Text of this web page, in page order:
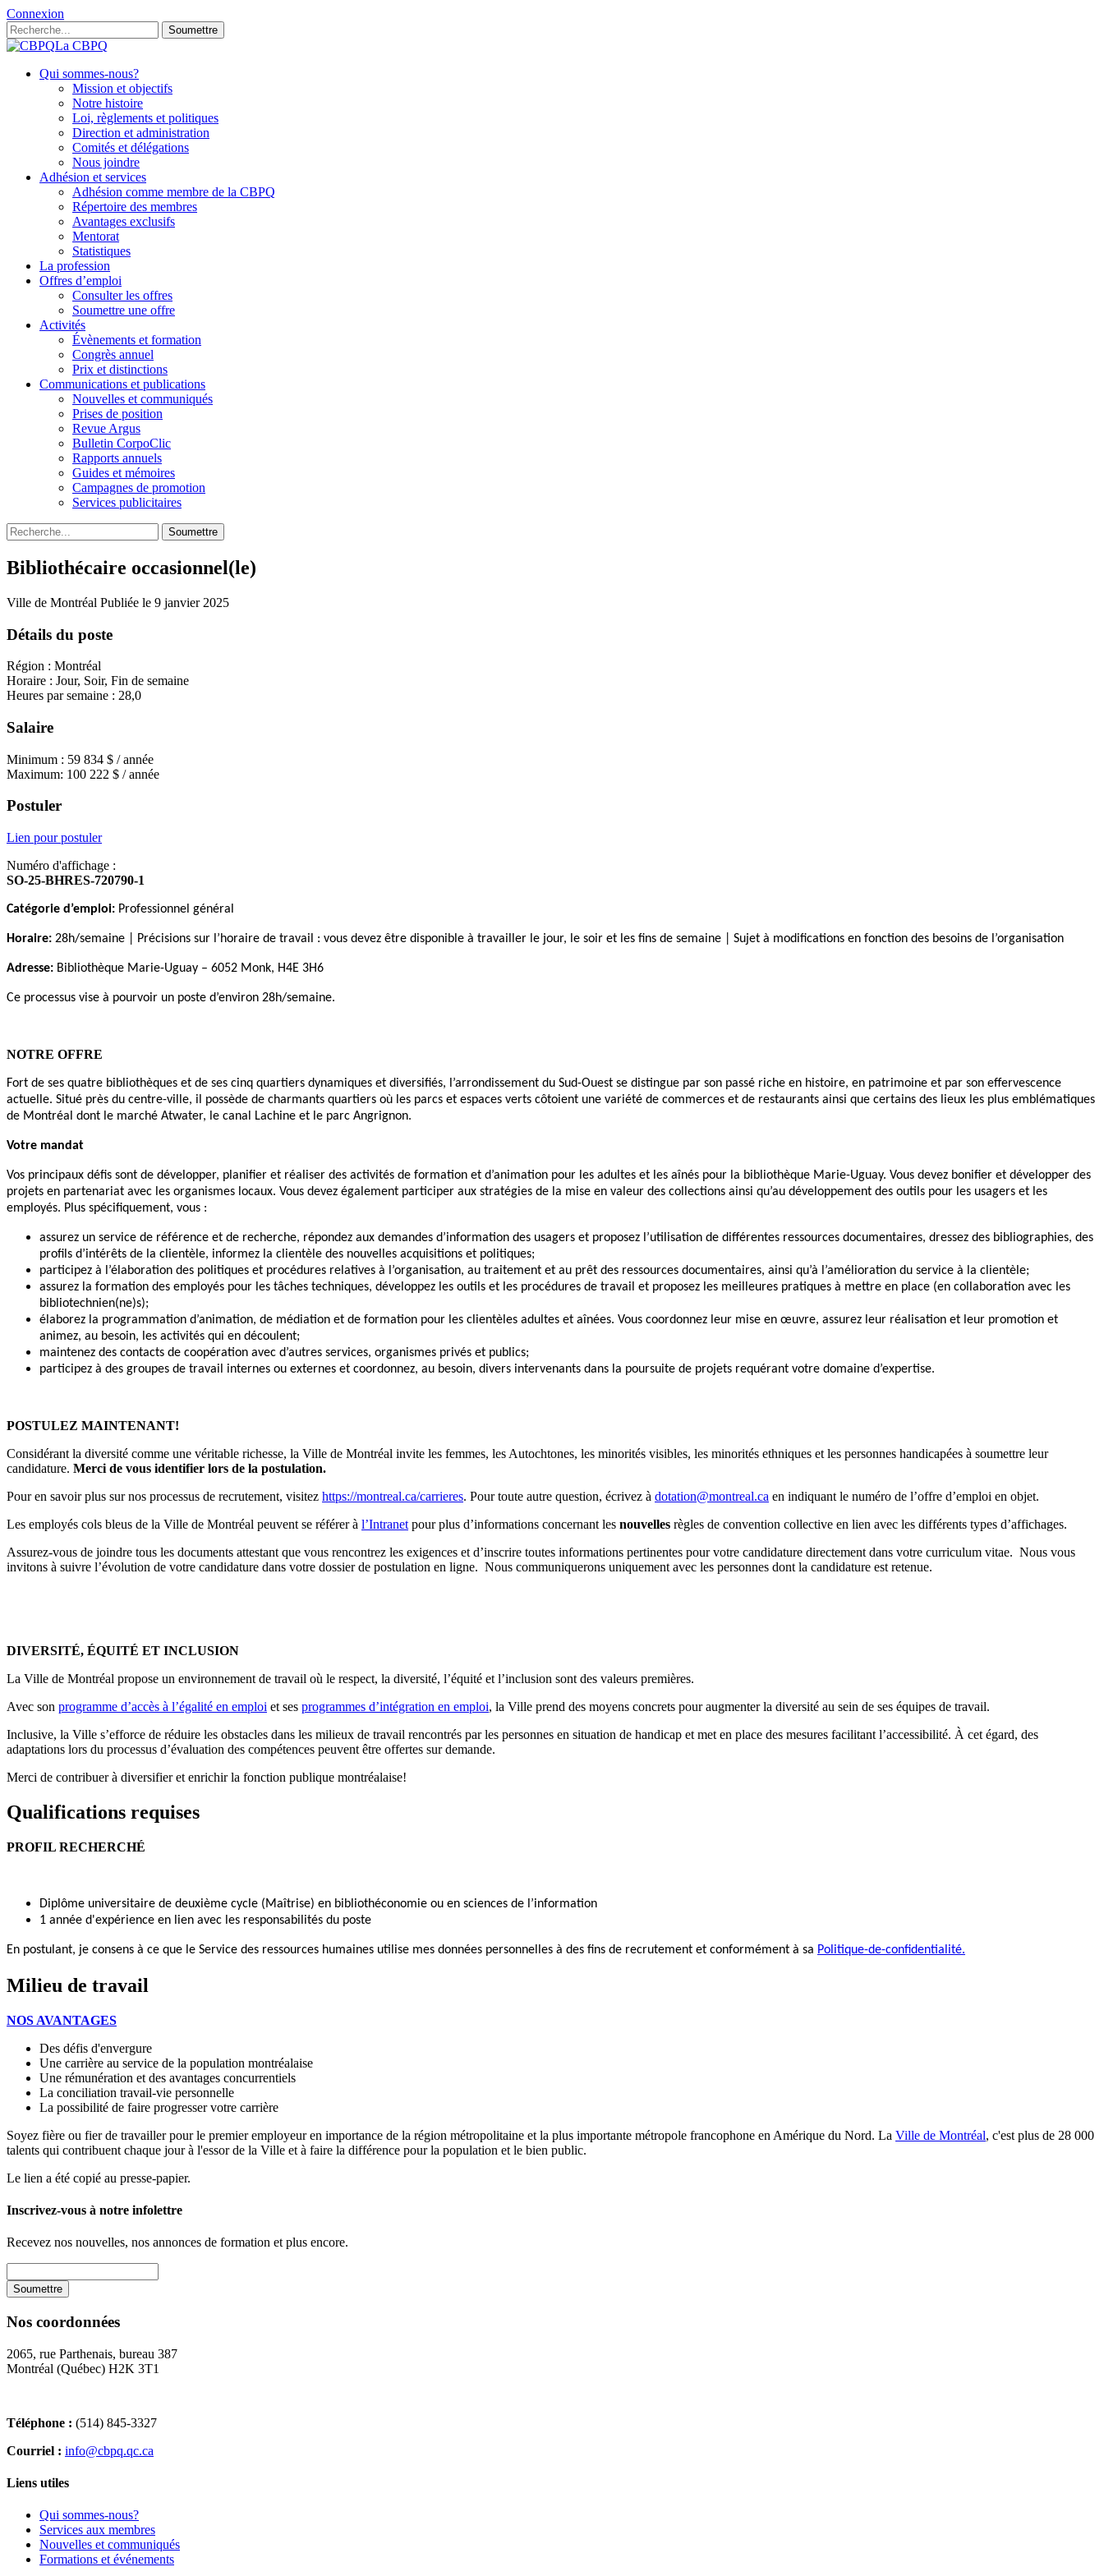
Connexion
Soumettre
La CBPQ
Qui sommes-nous?
Mission et objectifs
Notre histoire
Loi, règlements et politiques
Direction et administration
Comités et délégations
Nous joindre
Adhésion et services
Adhésion comme membre de la CBPQ
Répertoire des membres
Avantages exclusifs
Mentorat
Statistiques
La profession
Offres d’emploi
Consulter les offres
Soumettre une offre
Activités
Évènements et formation
Congrès annuel
Prix et distinctions
Communications et publications
Nouvelles et communiqués
Prises de position
Revue Argus
Bulletin CorpoClic
Rapports annuels
Guides et mémoires
Campagnes de promotion
Services publicitaires
Soumettre
Bibliothécaire occasionnel(le)
Ville de Montréal Publiée le 9 janvier 2025
Détails du poste
Région : Montréal
Horaire : Jour, Soir, Fin de semaine
Heures par semaine : 28,0
Salaire
Minimum : 59 834 $ / année
Maximum: 100 222 $ / année
Postuler
Lien pour postuler
Numéro d'affichage :
SO-25-BHRES-720790-1
Catégorie d’emploi: Professionnel général
Horaire: 28h/semaine | Précisions sur l’horaire de travail : vous devez être disponible à travailler le jour, le soir et les fins de semaine | Sujet à modifications en fonction des besoins de l’organisation
Adresse: Bibliothèque Marie-Uguay – 6052 Monk, H4E 3H6
Ce processus vise à pourvoir un poste d’environ 28h/semaine.
NOTRE OFFRE
Fort de ses quatre bibliothèques et de ses cinq quartiers dynamiques et diversifiés, l’arrondissement du Sud-Ouest se distingue par son passé riche en histoire, en patrimoine et par son effervescence
actuelle. Situé près du centre-ville, il possède de charmants quartiers où les parcs et espaces verts côtoient une variété de commerces et de restaurants ainsi que certains des lieux les plus emblématiques
de Montréal dont le marché Atwater, le canal Lachine et le parc Angrignon.
Votre mandat
Vos principaux défis sont de développer, planifier et réaliser des activités de formation et d’animation pour les adultes et les aînés pour la bibliothèque Marie-Uguay. Vous devez bonifier et développer des
projets en partenariat avec les organismes locaux. Vous devez également participer aux stratégies de la mise en valeur des collections ainsi qu’au développement des outils pour les usagers et les
employés. Plus spécifiquement, vous :
assurez un service de référence et de recherche, répondez aux demandes d’information des usagers et proposez l’utilisation de différentes ressources documentaires, dressez des bibliographies, des
profils d’intérêts de la clientèle, informez la clientèle des nouvelles acquisitions et politiques;
participez à l’élaboration des politiques et procédures relatives à l’organisation, au traitement et au prêt des ressources documentaires, ainsi qu’à l’amélioration du service à la clientèle;
assurez la formation des employés pour les tâches techniques, développez les outils et les procédures de travail et proposez les meilleures pratiques à mettre en place (en collaboration avec les
bibliotechnien(ne)s);
élaborez la programmation d’animation, de médiation et de formation pour les clientèles adultes et aînées. Vous coordonnez leur mise en œuvre, assurez leur réalisation et leur promotion et
animez, au besoin, les activités qui en découlent;
maintenez des contacts de coopération avec d’autres services, organismes privés et publics;
participez à des groupes de travail internes ou externes et coordonnez, au besoin, divers intervenants dans la poursuite de projets requérant votre domaine d’expertise.
POSTULEZ MAINTENANT!
Considérant la diversité comme une véritable richesse, la Ville de Montréal invite les femmes, les Autochtones, les minorités visibles, les minorités ethniques et les personnes handicapées à soumettre leur
candidature. Merci de vous identifier lors de la postulation.
Pour en savoir plus sur nos processus de recrutement, visitez https://montreal.ca/carrieres. Pour toute autre question, écrivez à dotation@montreal.ca en indiquant le numéro de l’offre d’emploi en objet.
Les employés cols bleus de la Ville de Montréal peuvent se référer à l’Intranet pour plus d’informations concernant les nouvelles règles de convention collective en lien avec les différents types d’affichages.
Assurez-vous de joindre tous les documents attestant que vous rencontrez les exigences et d’inscrire toutes informations pertinentes pour votre candidature directement dans votre curriculum vitae. Nous vous
invitons à suivre l’évolution de votre candidature dans votre dossier de postulation en ligne. Nous communiquerons uniquement avec les personnes dont la candidature est retenue.
DIVERSITÉ, ÉQUITÉ ET INCLUSION
La Ville de Montréal propose un environnement de travail où le respect, la diversité, l’équité et l’inclusion sont des valeurs premières.
Avec son programme d’accès à l’égalité en emploi et ses programmes d’intégration en emploi, la Ville prend des moyens concrets pour augmenter la diversité au sein de ses équipes de travail.
Inclusive, la Ville s’efforce de réduire les obstacles dans les milieux de travail rencontrés par les personnes en situation de handicap et met en place des mesures facilitant l’accessibilité. À cet égard, des
adaptations lors du processus d’évaluation des compétences peuvent être offertes sur demande.
Merci de contribuer à diversifier et enrichir la fonction publique montréalaise!
Qualifications requises
PROFIL RECHERCHÉ
Diplôme universitaire de deuxième cycle (Maîtrise) en bibliothéconomie ou en sciences de l’information
1 année d'expérience en lien avec les responsabilités du poste
En postulant, je consens à ce que le Service des ressources humaines utilise mes données personnelles à des fins de recrutement et conformément à sa Politique-de-confidentialité.
Milieu de travail
NOS AVANTAGES
Des défis d'envergure
Une carrière au service de la population montréalaise
Une rémunération et des avantages concurrentiels
La conciliation travail-vie personnelle
La possibilité de faire progresser votre carrière
Soyez fière ou fier de travailler pour le premier employeur en importance de la région métropolitaine et la plus importante métropole francophone en Amérique du Nord. La Ville de Montréal, c'est plus de 28 000
talents qui contribuent chaque jour à l'essor de la Ville et à faire la différence pour la population et le bien public.
Le lien a été copié au presse-papier.
Inscrivez-vous à notre infolettre
Recevez nos nouvelles, nos annonces de formation et plus encore.
Nos coordonnées
2065, rue Parthenais, bureau 387
Montréal (Québec) H2K 3T1
Téléphone : (514) 845-3327
Courriel : info@cbpq.qc.ca
Liens utiles
Qui sommes-nous?
Services aux membres
Nouvelles et communiqués
Formations et événements